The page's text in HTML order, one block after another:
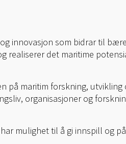
innovasjon som bidrar til
realiserer det maritime
på maritim forskning, utvikling
organisasjoner og
mulighet til å gi innspill og